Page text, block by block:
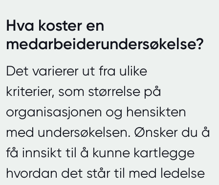
Hva koster en
medarbeiderundersøkelse?
Det varierer ut fra ulike
kriterier, som størrelse på
organisasjonen og hensikten
med undersøkelsen. Ønsker du å
få innsikt til å kunne kartlegge
hvordan det står til med ledelse